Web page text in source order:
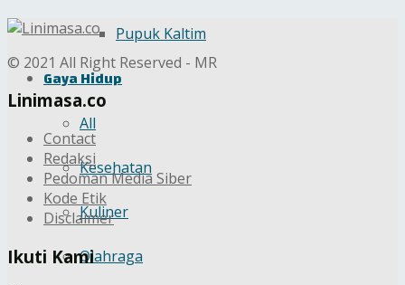
Pupuk Kaltim
Gaya Hidup
All
Kesehatan
Kuliner
Olahraga
© 2021 All Right Reserved - MR
Linimasa.co
Contact
Redaksi
Pedoman Media Siber
Kode Etik
Disclaimer
Ikuti Kami